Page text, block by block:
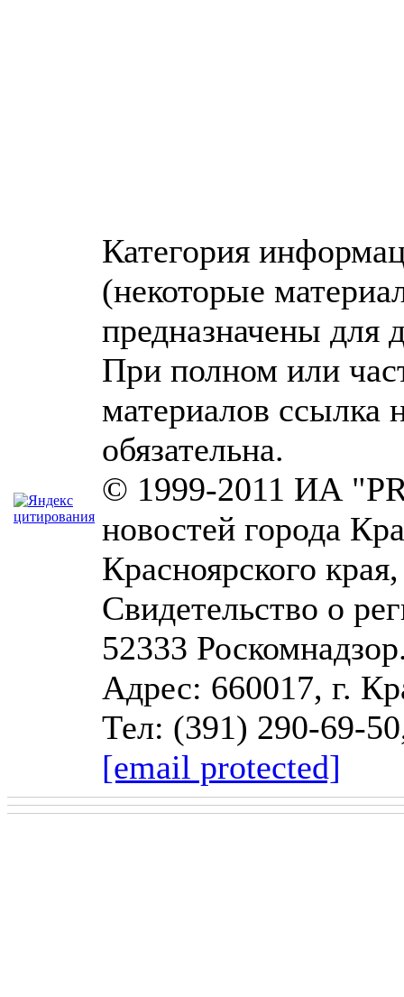
Категория
(некоторые
предназначены для
При полном или
материалов ссылка
обязательна.
© 1999-2011 ИА
новостей города
Красноярского
Свидетельство о
52333
Адрес: 660017, г.
Тел: (391) 290-69-
[email protected]